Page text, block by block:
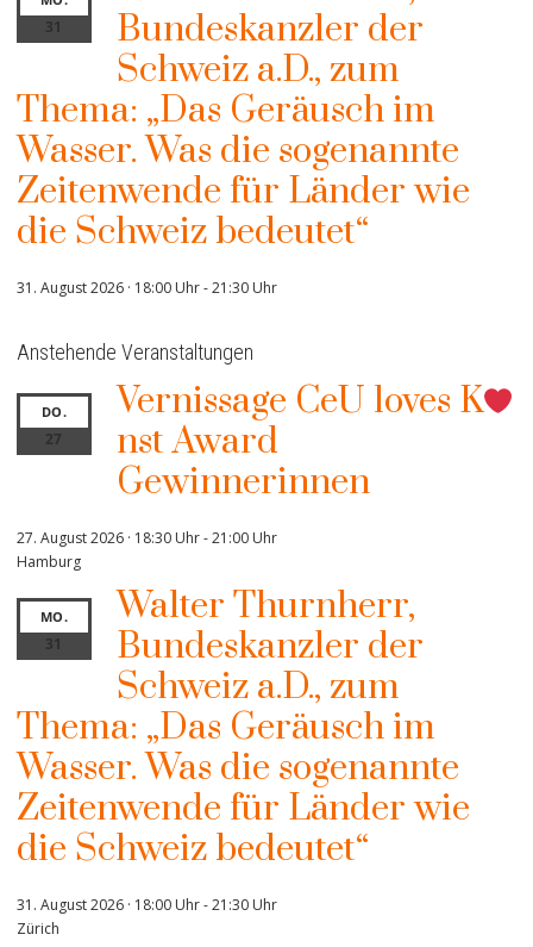
31
Bundeskanzler der
Schweiz a.D., zum
Thema: „Das Geräusch im
Wasser. Was die sogenannte
Zeitenwende für Länder wie
die Schweiz bedeutet“
31. August 2026 · 18:00 Uhr-21:30 Uhr
Anstehende Veranstaltungen
DO.
27
Vernissage CeU loves K
nst Award
Gewinnerinnen
27. August 2026 · 18:30 Uhr-21:00 Uhr
Hamburg
MO.
31
Walter Thurnherr,
Bundeskanzler der
Schweiz a.D., zum
Thema: „Das Geräusch im
Wasser. Was die sogenannte
Zeitenwende für Länder wie
die Schweiz bedeutet“
31. August 2026 · 18:00 Uhr-21:30 Uhr
Zürich